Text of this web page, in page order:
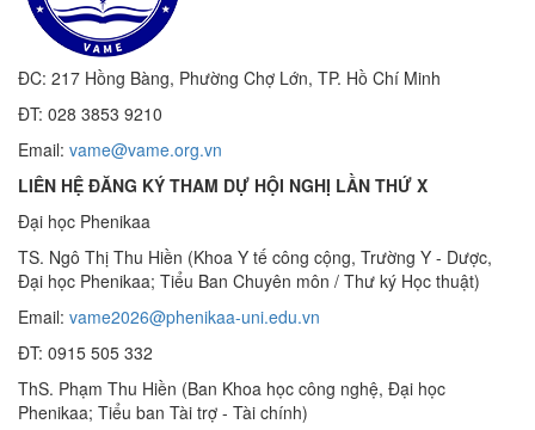
ĐC: 217 Hồng Bàng, Phường Chợ Lớn, TP. Hồ Chí Minh
ĐT: 028 3853 9210
Email: vame@vame.org.vn
LIÊN HỆ ĐĂNG KÝ THAM DỰ HỘI NGHỊ LẦN THỨ X
Đại học Phenikaa
TS. Ngô Thị Thu Hiền (Khoa Y tế công cộng, Trường Y - Dược,
Đại học Phenikaa; Tiểu Ban Chuyên môn / Thư ký Học thuật)
Email: vame2026@phenikaa-uni.edu.vn
ĐT: 0915 505 332
ThS. Phạm Thu Hiền (Ban Khoa học công nghệ, Đại học
Phenikaa; Tiểu ban Tài trợ - Tài chính)